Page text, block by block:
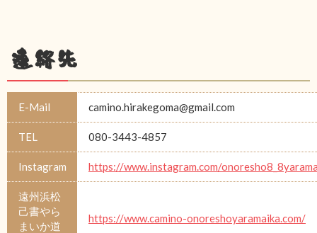
連絡先
E-Mail camino.hirakegoma@gmail.com
TEL 080-3443-4857
Instagram https://www.instagram.com/
遠州浜松
己書やら
まいか道
https://www.camino-onoreshoyaramaika.com/